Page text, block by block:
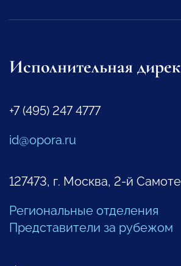
Исполнительная
+7 (495) 247 4777
id@opora.ru
127473, г. Москва, 2-й
Региональные отделения
Представители за рубежом